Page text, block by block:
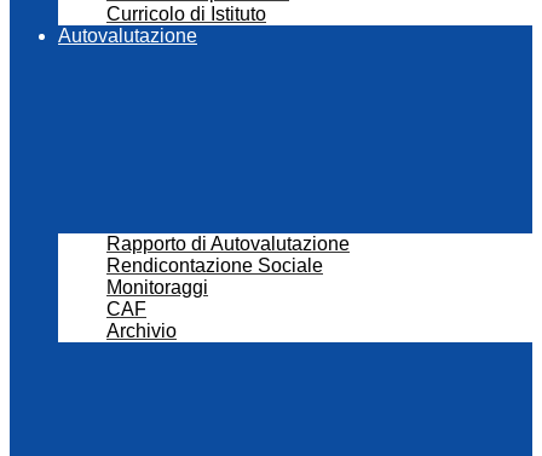
Curricolo di Istituto
Autovalutazione
Rapporto di Autovalutazione
Rendicontazione Sociale
Monitoraggi
CAF
Archivio